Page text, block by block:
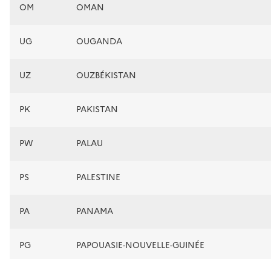
OM OMAN
UG OUGANDA
UZ OUZBÉKISTAN
PK PAKISTAN
PW PALAU
PS PALESTINE
PA PANAMA
PG PAPOUASIE-NOUVELLE-GUINÉE